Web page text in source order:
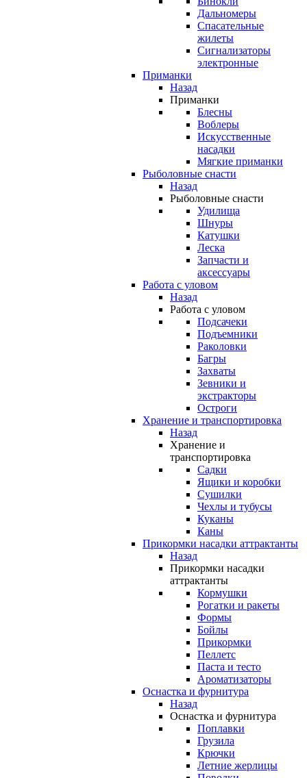
Дальномеры
Спасательные
жилеты
Сигнализаторы
электронные
Приманки
Назад
Приманки
Блесны
Воблеры
Искусственные
насадки
Мягкие приманки
Рыболовные снасти
Назад
Рыболовные снасти
Удилища
Шнуры
Катушки
Леска
Запчасти и
аксессуары
Работа с уловом
Назад
Работа с уловом
Подсачеки
Подъемники
Раколовки
Багры
Захваты
Зевники и
экстракторы
Остроги
Хранение и транспортировка
Назад
Хранение и
транспортировка
Садки
Ящики и коробки
Сушилки
Чехлы и тубусы
Куканы
Каны
Прикормки насадки аттрактанты
Назад
Прикормки насадки
аттрактанты
Кормушки
Рогатки и ракеты
Формы
Бойлы
Прикормки
Пеллетс
Паста и тесто
Ароматизаторы
Оснастка и фурнитура
Назад
Оснастка и фурнитура
Поплавки
Грузила
Крючки
Летние жерлицы